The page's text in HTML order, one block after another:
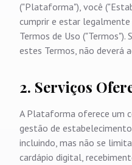
("Plataforma"), você
cumprir e estar
Termos de Uso ("Termos").
estes Termos, não deverá
2. Serviços
A Plataforma oferece um
gestão de
incluindo, mas não se
cardápio digital,